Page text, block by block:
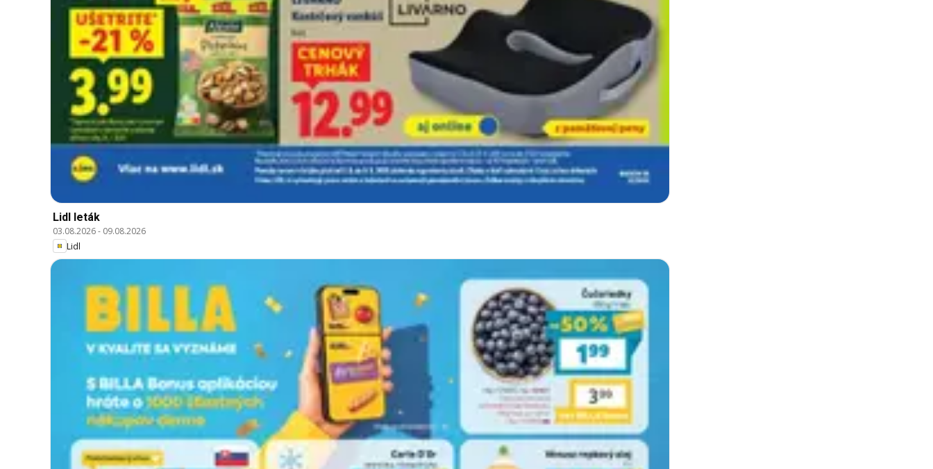
Lidl leták
03.08.2026- 09.08.2026
Lidl